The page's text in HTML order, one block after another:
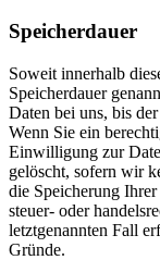
Speicherdauer
Soweit innerhalb
Speicherdauer
Daten bei uns, bis
Wenn Sie ein
Einwilligung zur
gelöscht, sofern wir
die Speicherung
steuer- oder
letztgenannten Fall
Gründe.